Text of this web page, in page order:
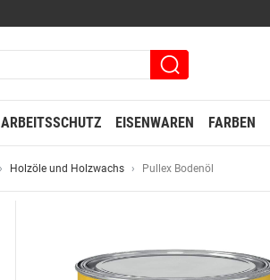
ARBEITSSCHUTZ EISENWAREN FARBEN
Holzöle und Holzwachs Pullex Bodenöl